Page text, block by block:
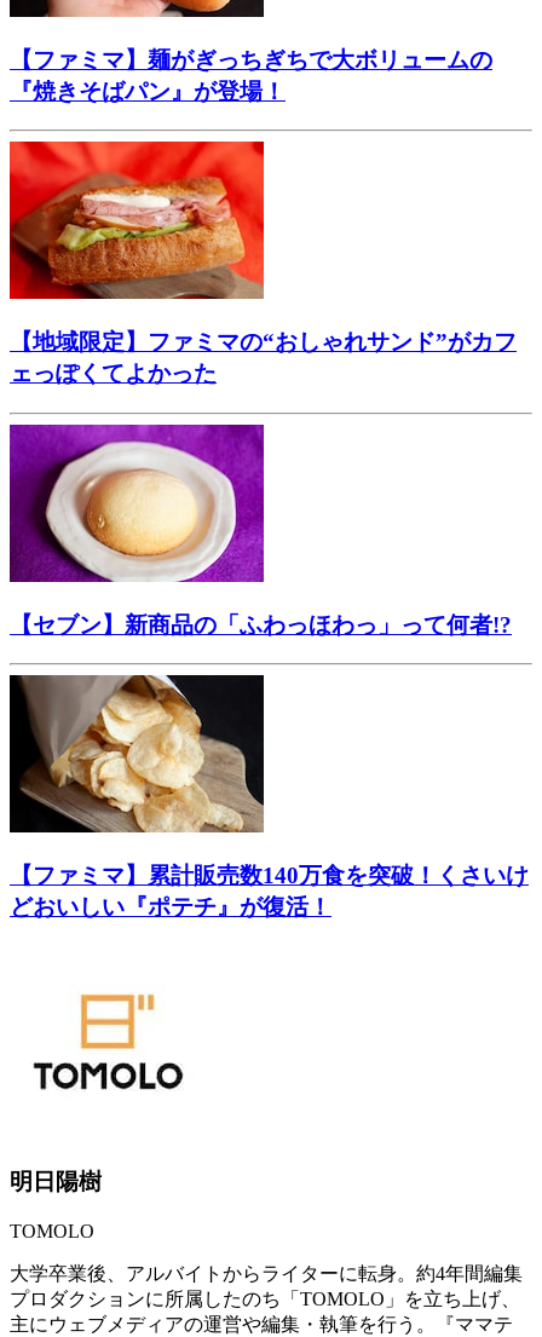
【ファミマ】麺がぎっちぎちで大ボリュームの
『焼きそばパン』が登場！
【地域限定】ファミマの“おしゃれサンド”がカフ
ェっぽくてよかった
【セブン】新商品の「ふわっほわっ」って何者!?
【ファミマ】累計販売数140万食を突破！くさいけ
どおいしい『ポテチ』が復活！
明日陽樹
TOMOLO
大学卒業後、アルバイトからライターに転身。約4年間編集
プロダクションに所属したのち「TOMOLO」を立ち上げ、
主にウェブメディアの運営や編集・執筆を行う。『ママテ